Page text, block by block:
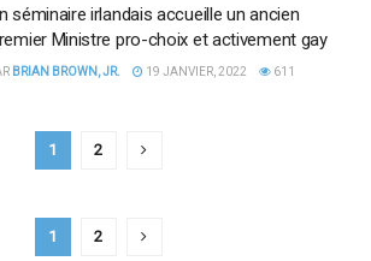
séminaire irlandais accueille un ancien
Ministre pro-choix et activement gay
BRIAN BROWN, JR. 19 JANVIER, 2022 611
1 2
1 2